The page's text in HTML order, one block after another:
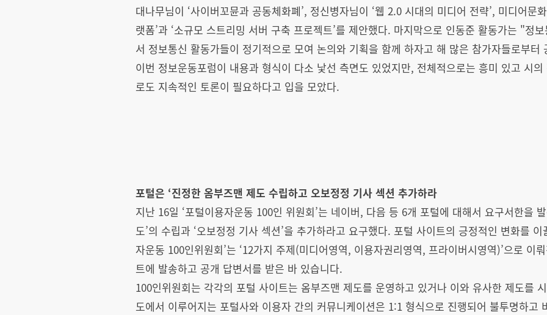
대나무님이 ‘사이버꼬뮨과 공동체화폐’, 정신병자님이 ‘웹 2.0 시대의 미디어 전략’, 미디어문
랫폼’과 ‘소규모 스트리밍 서버 구축 프로젝트’를 제안했다. 마지막으로 인동준 활동가는 "정
서 정보통신 활동가들이 정기적으로 모여 논의와 기획을 함께 하자고 해 많은 참가자들로부터
이번 정보운동포럼이 내용과 형식이 다소 낯선 측면도 있었지만, 전체적으로는 흥미 있고 시
로도 지속적인 토론이 필요하다고 입을 모았다.
포털은 ‘진정한 옴부즈맨 제도 수립하고 오보정정 기사 섹션 추가하라
지난 16일 ‘포털이용자운동 100인 위원회’는 네이버, 다음 등 6개 포털에 대해서 요구서한을
도’의 수립과 ‘오보정정 기사 섹션’을 추가하라고 요구했다. 포털 사이트의 긍정적인 변화를
자운동 100인위원회’는 ‘12가지 주제(미디어영역, 이용자권리영역, 프라이버시영역)’으로 이
트에 발송하고 공개 답변서를 받은 바 있습니다.
100인위원회는 각각의 포털 사이트는 옴부즈맨 제도를 운영하고 있거나 이와 유사한 제도를
도에서 이루어지는 포털사와 이용자 간의 커뮤니케이션은 1:1 형식으로 진행되어 불투명하고